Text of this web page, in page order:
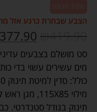
הצבע שבחרת כרגע אזל
₪419.90
377.90
סט מושלם בצבעים
מים עשירים עשוי בדי
תינוק בגודל סטנדרטי.